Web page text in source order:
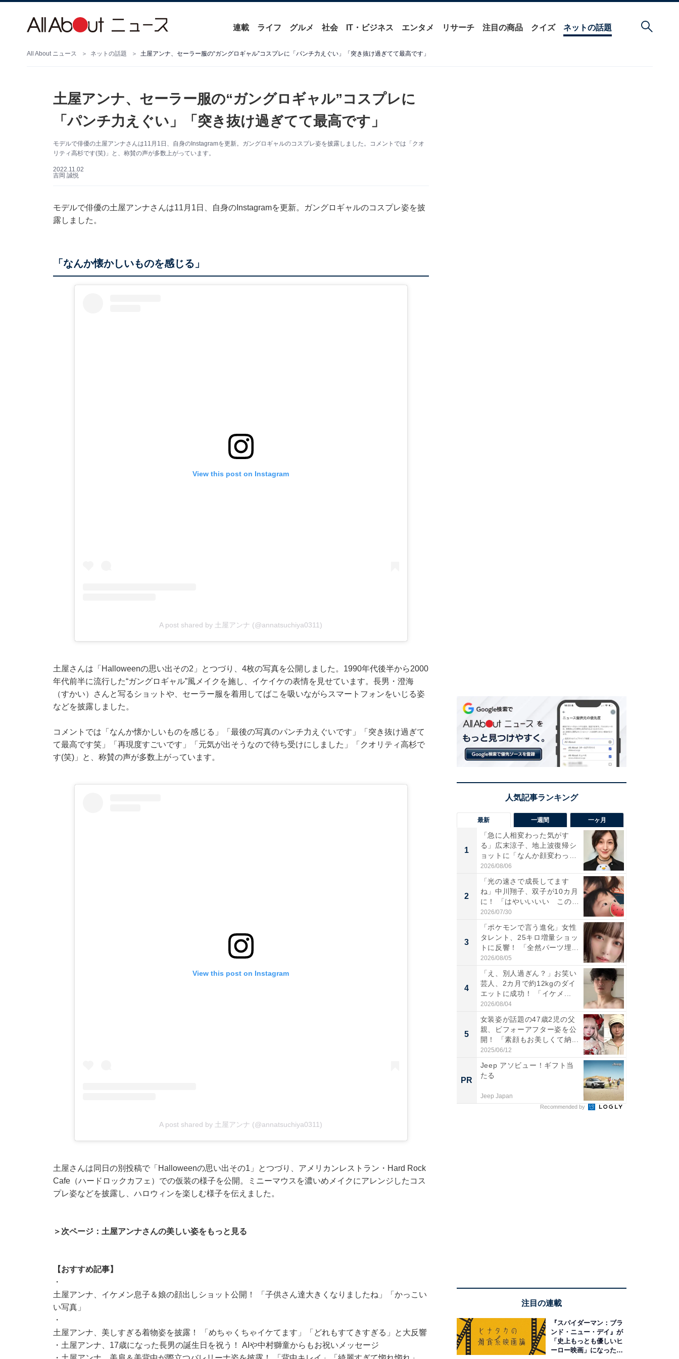
連載 ライフ グルメ 社会 IT・ビジネス エンタメ リサーチ 注目の商品 クイズ ネットの話題
All About ニュース ネットの話題 土屋アンナ、セーラー服の“ガングロギャル”コスプレに「パンチ力えぐい」「突き抜け過ぎてて最高です」
土屋アンナ、セーラー服の“ガングロギャル”コスプレに
「パンチ力えぐい」「突き抜け過ぎてて最高です」
モデルで俳優の土屋アンナさんは11月1日、自身のInstagramを更新。ガングロギャルのコスプレ姿を披露しました。コメントでは「クオ
リティ高杉です(笑)」と、称賛の声が多数上がっています。
2022.11.02
吉岡 誠悦
モデルで俳優の土屋アンナさんは11月1日、自身のInstagramを更新。ガングロギャルのコスプレ姿を披
露しました。
「なんか懐かしいものを感じる」
View this post on Instagram
A post shared by 土屋アンナ (@annatsuchiya0311)
土屋さんは「Halloweenの思い出その2」とつづり、4枚の写真を公開しました。1990年代後半から2000
年代前半に流行した“ガングロギャル”風メイクを施し、イケイケの表情を見せています。長男・澄海
（すかい）さんと写るショットや、セーラー服を着用してばこを吸いながらスマートフォンをいじる姿
などを披露しました。
コメントでは「なんか懐かしいものを感じる」「最後の写真のパンチ力えぐいです」「突き抜け過ぎて
て最高です笑」「再現度すごいです」「元気が出そうなので待ち受けにしました」「クオリティ高杉で
す(笑)」と、称賛の声が多数上がっています。
View this post on Instagram
A post shared by 土屋アンナ (@annatsuchiya0311)
土屋さんは同日の別投稿で「Halloweenの思い出その1」とつづり、アメリカンレストラン・Hard Rock
Cafe（ハードロックカフェ）での仮装の様子を公開。ミニーマウスを濃いめメイクにアレンジしたコス
プレ姿などを披露し、ハロウィンを楽しむ様子を伝えました。
＞次ページ：土屋アンナさんの美しい姿をもっと見る
【おすすめ記事】
・
土屋アンナ、イケメン息子＆娘の顔出しショット公開！ 「子供さん達大きくなりましたね」「かっこい
い写真」
・
土屋アンナ、美しすぎる着物姿を披露！ 「めちゃくちゃイケてます」「どれもすてきすぎる」と大反響
・ 土屋アンナ、17歳になった長男の誕生日を祝う！ AIや中村獅童からもお祝いメッセージ
最新 一週間 一ヶ月
1
「急に人相変わった気がす
る」広末涼子、地上波復帰シ
ョットに「なんか顔変わっ
た」の...
2026/08/06
2
「光の速さで成長してます
ね」中川翔子、双子が10カ月
に！ 「はやいいいい この
前...
2026/07/30
3
「ポケモンで言う進化」女性
タレント、25キロ増量ショッ
トに反響！ 「全然パーツ埋...
2026/08/05
4
「え、別人過ぎん？」お笑い
芸人、2カ月で約12kgのダイ
エットに成功！ 「イケメ...
2026/08/04
5
女装姿が話題の47歳2児の父
親、ビフォーアフター姿を公
開！ 「素顔もお美しくて納...
2025/06/12
PR
Jeep アソビュー！ギフト当
たる
Jeep Japan
Recommended by
注目の連載
『スパイダーマン：ブラ
ンド・ニュー・デイ』が
「史上もっとも優しいヒ
ーロー映画」になった理